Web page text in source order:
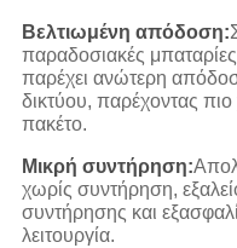
Βελτιωμένη απόδοση:
παραδοσιακές
παρέχει ανώτερη
δικτύου, παρέχοντας
πακέτο.
Μικρή συντήρηση:
χωρίς συντήρηση,
συντήρησης και
λειτουργία.